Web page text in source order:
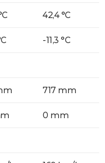
42,4 °C
-11,3 °C
717 mm
0 mm